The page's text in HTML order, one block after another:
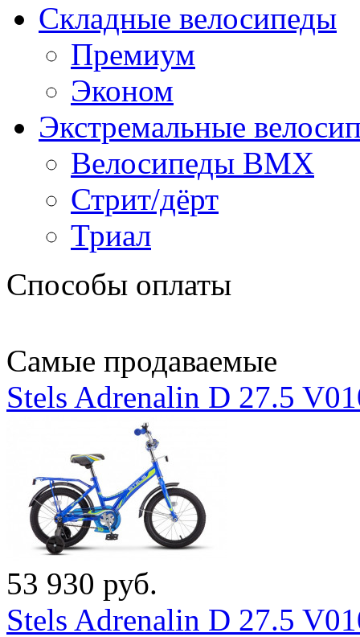
Складные велосипеды
Премиум
Эконом
Экстремальные
Велосипеды BMX
Стрит/дёрт
Триал
Способы оплаты
Самые продаваемые
Stels Adrenalin D 27.5
53 930 руб.
Stels Adrenalin D 27.5